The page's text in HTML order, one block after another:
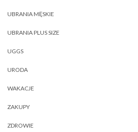
UBRANIA MĘSKIE
UBRANIA PLUS SIZE
UGGS
URODA
WAKACJE
ZAKUPY
ZDROWIE